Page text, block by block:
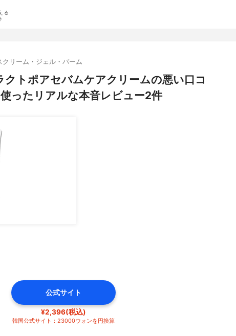
る
クリーム・ジェル・バーム
トポアセバムケアクリームの悪い口コ
ったリアルな本音レビュー2件
公式サイト
¥2,396(税込)
韓国公式サイト：23000ウォンを円換算